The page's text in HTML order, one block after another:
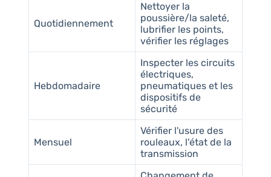
Quotidiennement
Nettoyer la
poussière/la saleté,
lubrifier les points,
vérifier les réglages
Hebdomadaire
Inspecter les circuits
électriques,
pneumatiques et les
dispositifs de
sécurité
Mensuel
Vérifier l'usure des
rouleaux, l'état de la
transmission